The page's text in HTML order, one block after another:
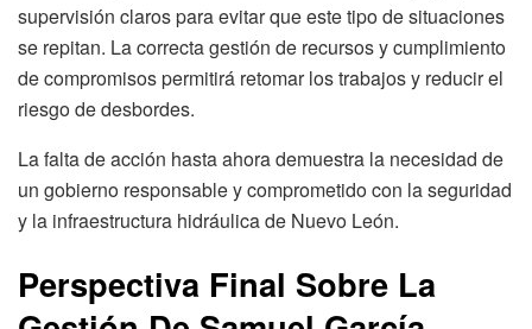
supervisión claros para evitar que este tipo de situaciones
se repitan. La correcta gestión de recursos y cumplimiento
de compromisos permitirá retomar los trabajos y reducir el
riesgo de desbordes.
La falta de acción hasta ahora demuestra la necesidad de
un gobierno responsable y comprometido con la seguridad
y la infraestructura hidráulica de Nuevo León.
Perspectiva Final Sobre La